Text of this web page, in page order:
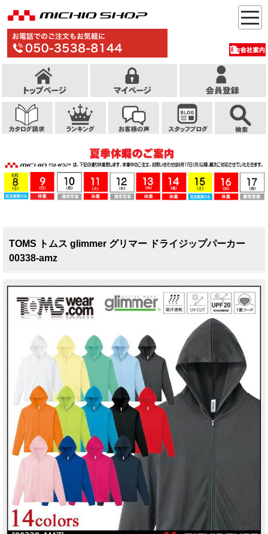
TOMS トムス glimmer グリマー ドライジップパーカー
00338-amz